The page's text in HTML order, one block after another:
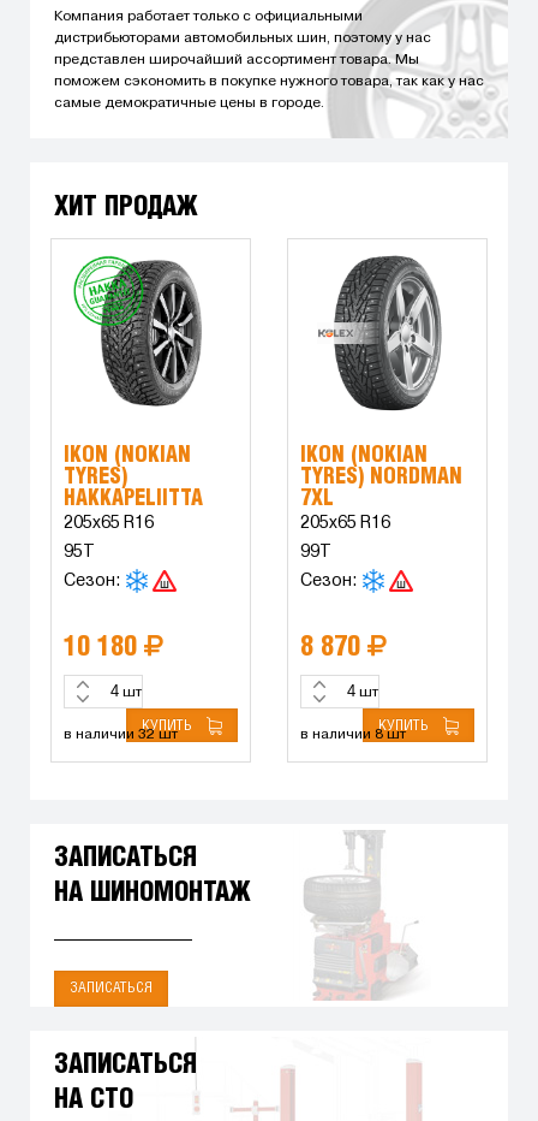
Компания работает только с официальными
дистрибьюторами автомобильных шин, поэтому у нас
представлен широчайший ассортимент товара. Мы
поможем сэкономить в покупке нужного товара, так как у нас
самые демократичные цены в городе.
ХИТ ПРОДАЖ
IKON (NOKIAN
TYRES)
HAKKAPELIITTA
9XL
205x65 R16
95T
Сезон:
10 180
шт
КУПИТЬ
в наличии 32 шт
IKON (NOKIAN
TYRES) NORDMAN
7XL
205x65 R16
99T
Сезон:
8 870
шт
КУПИТЬ
в наличии 8 шт
ЗАПИСАТЬСЯ
НА ШИНОМОНТАЖ
ЗАПИСАТЬСЯ
ЗАПИСАТЬСЯ
НА СТО